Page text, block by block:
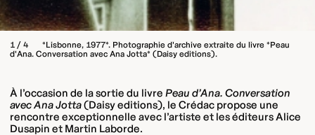
1 / 4
*Lisbonne, 1977*. Photographie d'archive extraite du livre *Peau
d'Ana. Conversation avec Ana Jotta* (Daisy editions).
À l’occasion de la sortie du livre Peau d’Ana. Conversation
avec Ana Jotta(Daisy editions), le Crédac propose une
rencontre exceptionnelle avec l’artiste et les éditeurs Alice
Dusapin et Martin Laborde.